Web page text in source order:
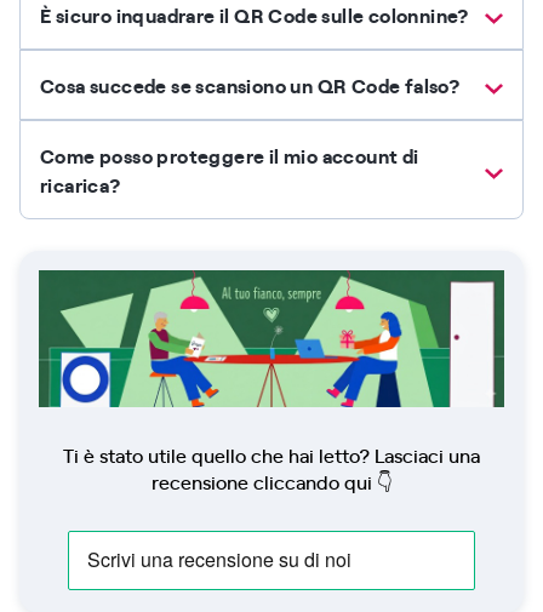
È sicuro inquadrare il QR Code sulle colonnine?
Cosa succede se scansiono un QR Code falso?
Come posso proteggere il mio account di
ricarica?
Ti è stato utile quello che hai letto? Lasciaci una
recensione cliccando qui 👇